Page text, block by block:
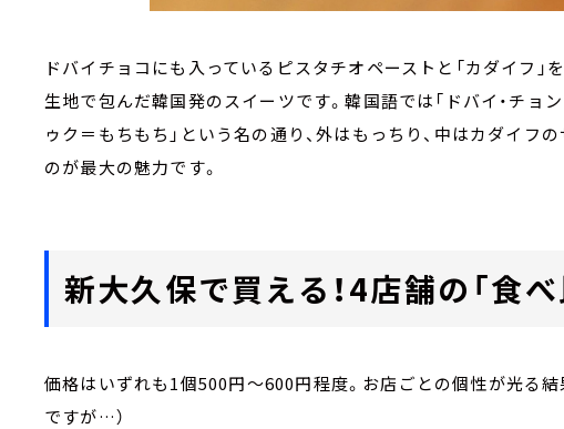
ドバイチョコにも入っているピスタチオペーストと「カダイフ」
生地で包んだ韓国発のスイーツです。韓国語では「ドバイ・チョン
ゥク＝もちもち」という名の通り、外はもっちり、中はカダイフ
のが最大の魅力です。
新大久保で買える！4店舗の「食
価格はいずれも1個500円～600円程度。お店ごとの個性が光る結
ですが…）